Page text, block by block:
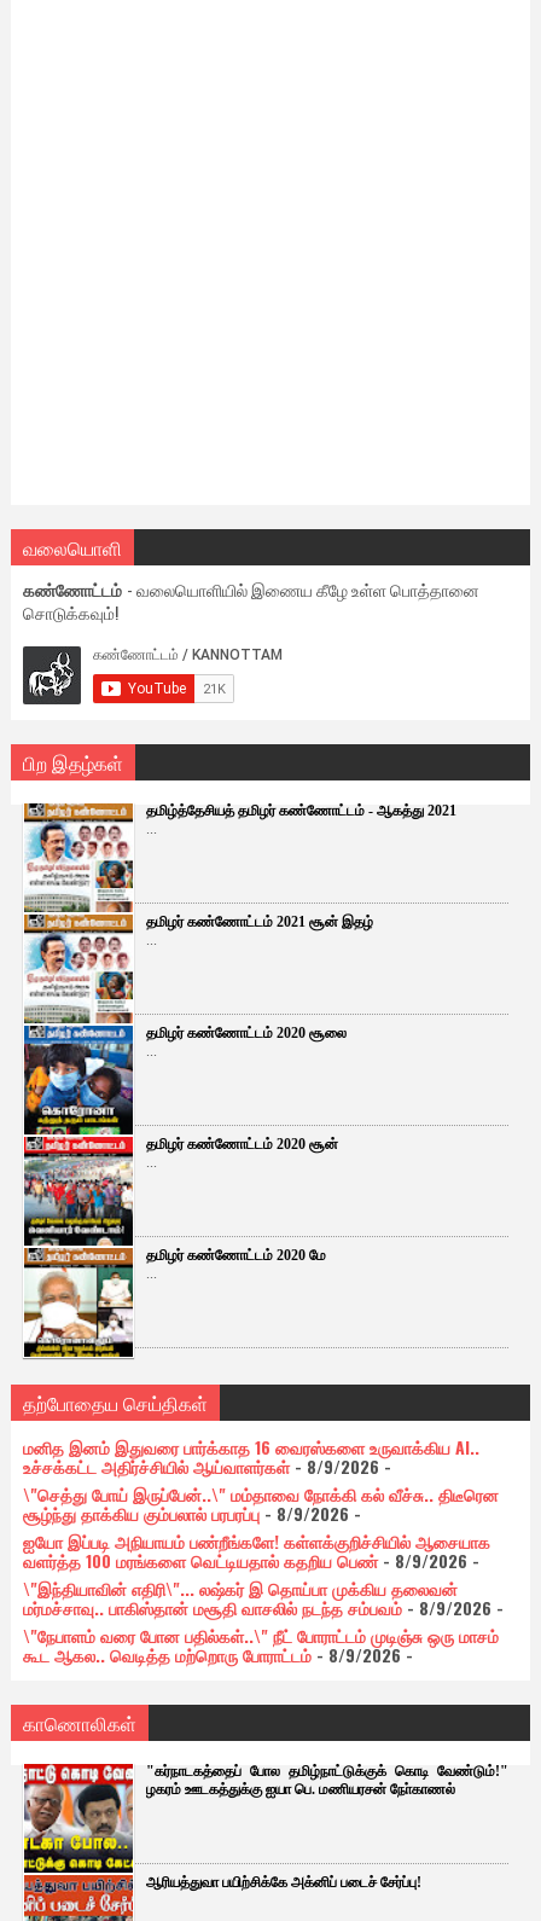
வலையொளி
கண்ணோட்டம் - வலையொளியில் இணைய கீழே உள்ள பொத்தானை
சொடுக்கவும்!
பிற இதழ்கள்
தமிழ்த்தேசியத் தமிழர் கண்ணோட்டம் - ஆகத்து 2021
...
தமிழர் கண்ணோட்டம் 2021 சூன் இதழ்
...
தமிழர் கண்ணோட்டம் 2020 சூலை
...
தமிழர் கண்ணோட்டம் 2020 சூன்
...
தமிழர் கண்ணோட்டம் 2020 மே
...
தற்போதைய செய்திகள்
மனித இனம் இதுவரை பார்க்காத 16 வைரஸ்களை உருவாக்கிய AI..
உச்சக்கட்ட அதிர்ச்சியில் ஆய்வாளர்கள்- 8/9/2026-
\"செத்து போய் இருப்பேன்..\" மம்தாவை நோக்கி கல் வீச்சு.. திடீரென
சூழ்ந்து தாக்கிய கும்பலால் பரபரப்பு- 8/9/2026 -
ஐயோ இப்படி அநியாயம் பண்றீங்களே! கள்ளக்குறிச்சியில் ஆசையாக
வளர்த்த 100 மரங்களை வெட்டியதால் கதறிய பெண்- 8/9/2026 -
\"இந்தியாவின் எதிரி\"... லஷ்கர் இ தொய்பா முக்கிய தலைவன்
மர்மச்சாவு.. பாகிஸ்தான் மசூதி வாசலில் நடந்த சம்பவம்- 8/9/2026 -
\"நேபாளம் வரை போன பதில்கள்..\" நீட் போராட்டம் முடிஞ்சு ஒரு மாசம்
கூட ஆகல.. வெடித்த மற்றொரு போராட்டம்- 8/9/2026-
காணொலிகள்
"கர்நாடகத்தைப் போல தமிழ்நாட்டுக்குக் கொடி வேண்டும்!"
ழகரம் ஊடகத்துக்கு ஐயா பெ. மணியரசன் நோ்காணல்
ஆரியத்துவா பயிற்சிக்கே அக்னிப் படைச் சேர்ப்பு!